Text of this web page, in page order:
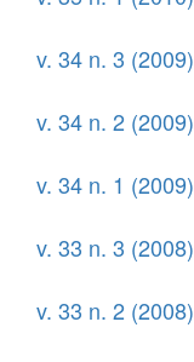
v. 34 n. 3 (2009)
v. 34 n. 2 (2009)
v. 34 n. 1 (2009)
v. 33 n. 3 (2008)
v. 33 n. 2 (2008)